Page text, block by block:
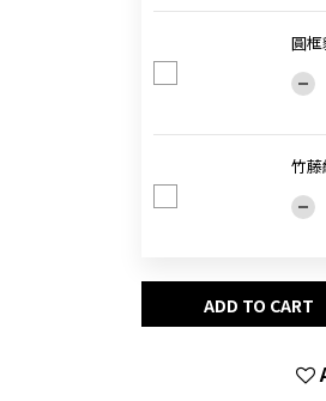
圓
竹
ADD TO CART